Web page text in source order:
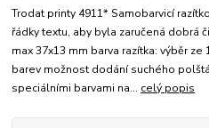
Trodat printy 4911* Samobarvicí
řádky textu, aby byla zaručená dobrá
max 37x13 mm barva razítka: výběr
barev možnost dodání suchého
speciálními barvami na... celý popis